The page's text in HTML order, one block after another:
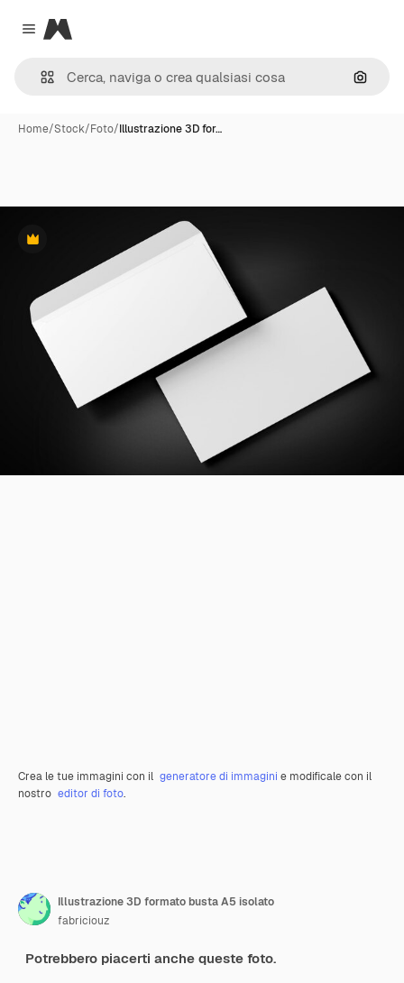
Close menu
Magnific
Cerca
Home/Stock/Foto/Illustrazione 3D for…
Premium
Crea le tue immagini con il generatore di immagini e modificale con il
nostro editor di foto.
Illustrazione 3D formato busta A5 isolato
fabriciouz
Potrebbero piacerti anche queste foto.